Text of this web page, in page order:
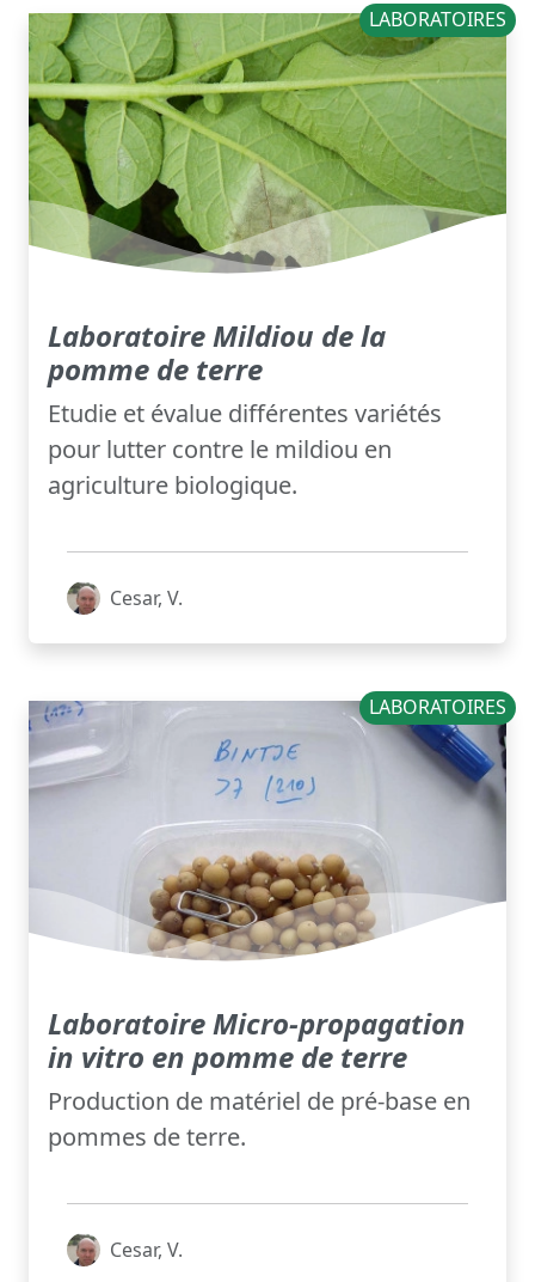
LABORATOIRES
Laboratoire Mildiou de la
pomme de terre
Etudie et évalue différentes variétés
pour lutter contre le mildiou en
agriculture biologique.
Cesar, V.
LABORATOIRES
Laboratoire Micro-propagation
in vitro en pomme de terre
Production de matériel de pré-base en
pommes de terre.
Cesar, V.